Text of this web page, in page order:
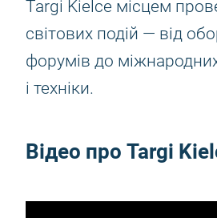
Targi Kielce місцем
світових подій — від
форумів до
і техніки.
Відео про Targi